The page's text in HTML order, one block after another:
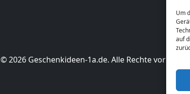
Um
auf
© 2026 Geschenkideen-1a.de. Alle Rechte